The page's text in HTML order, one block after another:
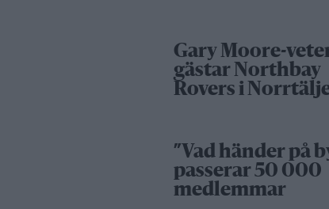
Gary Moore-
gästar Northbay
Rovers i
”Vad händer på
passerar 50 000
medlemmar